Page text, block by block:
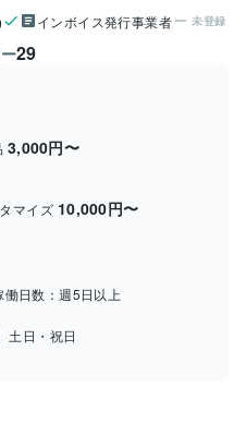
インボイス発行事業者 未登録
29
3,000円〜
マイズ 10,000円〜
働日数：週5日以上
土日・祝日